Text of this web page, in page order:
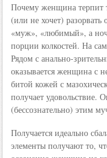
Почему женщина терпит
(или не хочет)
«муж», «любимый», а
порции колкостей. На
Рядом с анально-
оказывается женщина с
битой кожей с
получает удовольствие.
(бессознательно) этим
Получается идеально
элементы получают то,